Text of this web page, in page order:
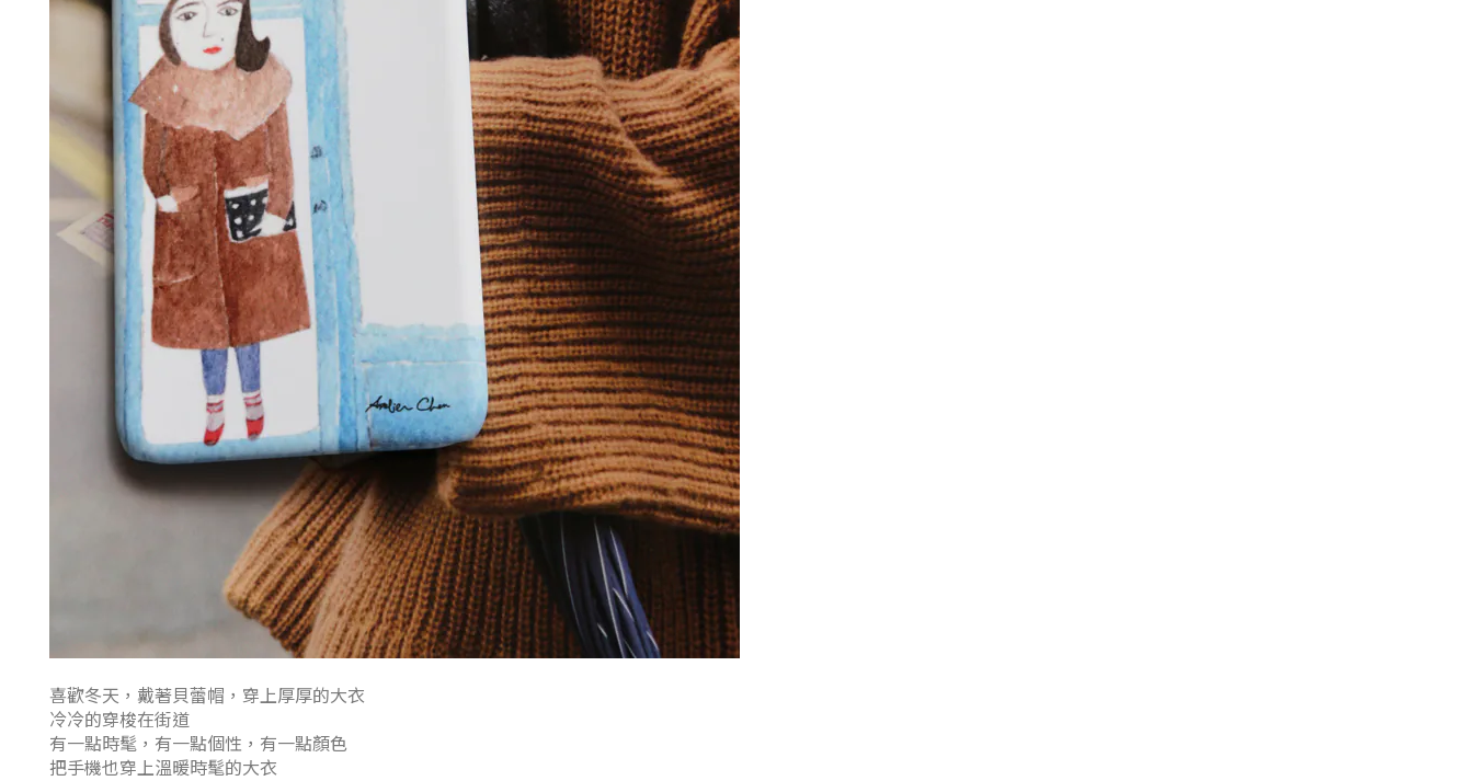
喜歡冬天，戴著貝蕾帽，穿上厚厚的大衣
冷冷的穿梭在街道
有一點時髦，有一點個性，有一點顏色
把手機也穿上溫暖時髦的大衣